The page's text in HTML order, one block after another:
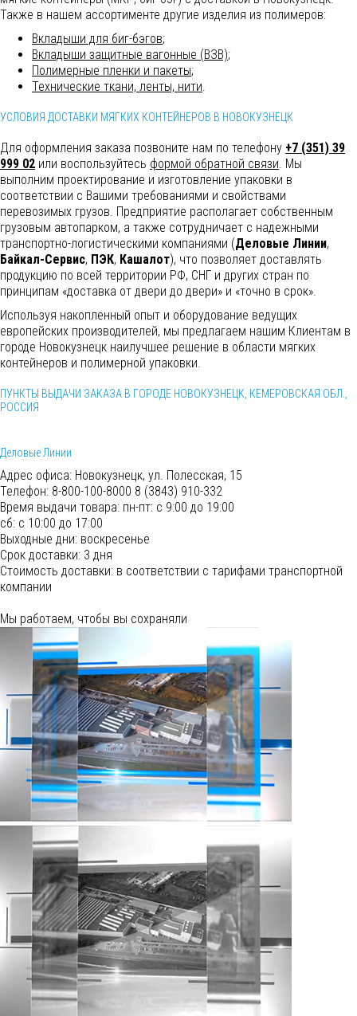
Также в нашем ассортименте другие изделия из полимеров:
Вкладыши для биг-бэгов;
Вкладыши защитные вагонные (ВЗВ);
Полимерные пленки и пакеты;
Технические ткани, ленты, нити.
УСЛОВИЯ ДОСТАВКИ МЯГКИХ КОНТЕЙНЕРОВ В НОВОКУЗНЕЦК
Для оформления заказа позвоните нам по телефону +7 (351) 39
999 02 или воспользуйтесь формой обратной связи. Мы
выполним проектирование и изготовление упаковки в
соответствии с Вашими требованиями и свойствами
перевозимых грузов. Предприятие располагает собственным
грузовым автопарком, а также сотрудничает с надежными
транспортно-логистическими компаниями (Деловые Линии,
Байкал-Сервис, ПЭК, Кашалот), что позволяет доставлять
продукцию по всей территории РФ, СНГ и других стран по
принципам «доставка от двери до двери» и «точно в срок».
Используя накопленный опыт и оборудование ведущих
европейских производителей, мы предлагаем нашим Клиентам в
городе Новокузнецк наилучшее решение в области мягких
контейнеров и полимерной упаковки.
ПУНКТЫ ВЫДАЧИ ЗАКАЗА В ГОРОДЕ НОВОКУЗНЕЦК, КЕМЕРОВСКАЯ ОБЛ.,
РОССИЯ
Деловые Линии
Адрес офиса: Новокузнецк, ул. Полесская, 15
Телефон: 8-800-100-8000 8 (3843) 910-332
Время выдачи товара: пн-пт: с 9:00 до 19:00
сб: с 10:00 до 17:00
Выходные дни: воскресенье
Срок доставки: 3 дня
Cтоимость доставки: в соответствии с тарифами транспортной
компании
Мы работаем, чтобы вы сохраняли